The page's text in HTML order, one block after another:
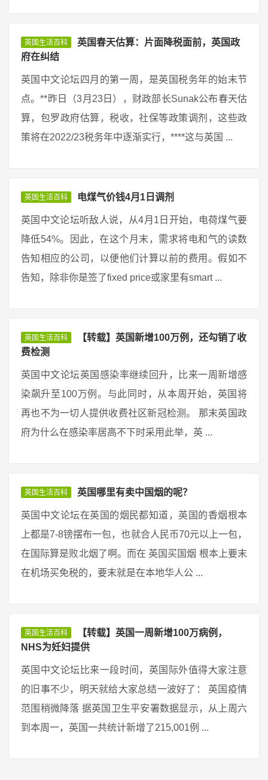
英国生活百科
英国春天估算：片面降税面前，英国政
府在纠结
英国中文论坛四月的第一周，是英国税务年的始末节
点。**昨日（3月23日），财政部长Sunak公布春天估
算，包罗政府估算，税收，社保等政策调剂，这些政
策将在2022/23税务年中逐渐实行，****这与英国 ...
英国生活百科 电煤气价钱4月1日调剂
英国中文论坛听敌人说，从4月1日开始，电荷煤气要
降低54%。因此，在这个月末，需求将电和气的读数
告知相应的公司，以便他们计算以前的费用。假如不
告知，除非你是签了fixed price或家里有smart ...
英国生活百科
【转载】英国新增100万例，还勾销了收
费检测
英国中文论坛英国感染率继续回升，比来一周新增感
染飙升至100万例。与此同时，从本周开始，英国将
再也不为一切人提供收费社区新冠检测。 那末英国政
府为什么在感染率居高不下时采用此举，英 ...
英国生活百科 英国哪里有卖中国烟的呢？
英国中文论坛在英国的烟民都知道，英国的香烟根本
上都是7-8镑摆布一包，也就合人民币70元以上一包，
在国际算是败北烟了啊。而在 英国买国烟 根本上要末
在机场买免税的，要末就是在本地华人公 ...
英国生活百科
【转载】英国一周新增100万病例，
NHS为妊妇提供
英国中文论坛比来一段时间，英国际外值得大家注意
的旧事不少，明天就给大家总结一波好了： 英国疫情
范围稍微降落 据英国卫生平安署数据显示，从上周六
到本周一，英国一共统计新增了215,001例 ...